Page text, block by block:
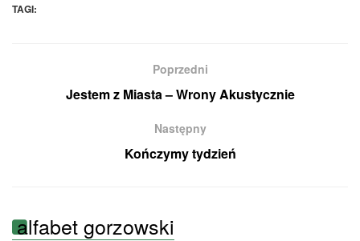
TAGI:
Poprzedni
Jestem z Miasta – Wrony Akustycznie
Następny
Kończymy tydzień
alfabet gorzowski